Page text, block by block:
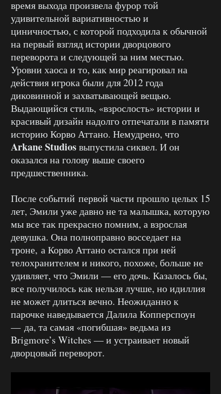
время выхода произвела фурор той
удивительной вариативностью и
циничностью, с которой подходила к обычной
на первый взгляд истории дворцового
переворота и следующей за ним местью.
Уровни хаоса и то, как мир реагировал на
действия игрока были для 2012 года
диковинной и захватывающей вещью.
Выдающийся стиль, «взрослость» истории и
красивый дизайн надолго отпечатали в памяти
историю Корво Аттано. Немудрено, что
Arkane Studiosвыпустила сиквел. И он
оказался на голову выше своего
предшественника.
После событий первой части прошло целых 15
лет, Эмили уже давно не та малышка, которую
мы все так прекрасно помним, а взрослая
девушка. Она полноправно восседает на
троне, а Корво Аттано остался при ней
телохранителем и никого, похоже, больше не
удивляет, что Эмили — его дочь. Казалось бы,
все получилось как нельзя лучше, но идиллия
не может длиться вечно. Неожиданно к
парочке наведывается Далила Копперспоун
— да, та самая «погибшая» ведьма из
Brigmore’s Witches — и устраивает новый
дворцовый переворот.